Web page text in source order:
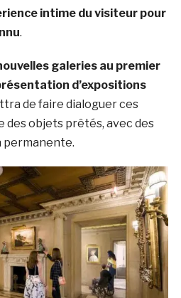
intime du visiteur pour
.
galeries au premier
d’expositions
de faire dialoguer ces
des objets prêtés, avec des